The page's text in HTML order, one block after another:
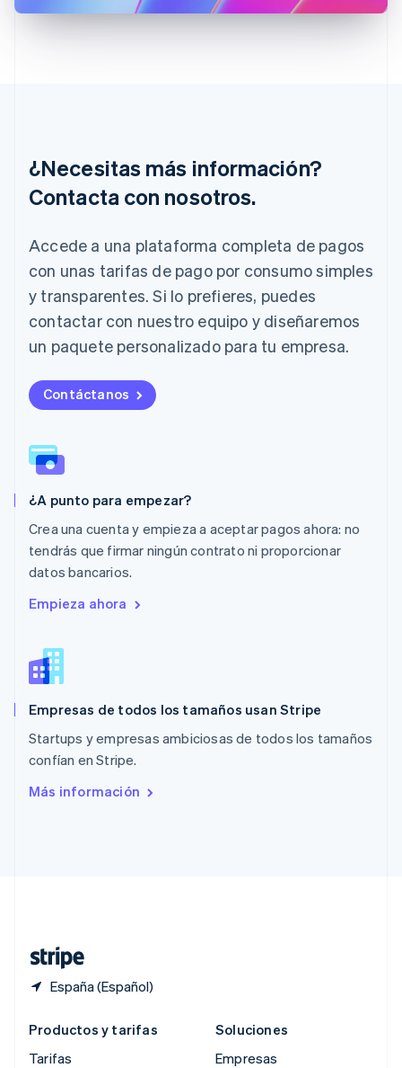
¿Necesitas más información?
Contacta con nosotros.
Accede a una plataforma completa de pagos
con unas tarifas de pago por consumo simples
y transparentes. Si lo prefieres, puedes
contactar con nuestro equipo y diseñaremos
un paquete personalizado para tu empresa.
Contáctanos
¿A punto para empezar?
Crea una cuenta y empieza a aceptar pagos ahora: no
tendrás que firmar ningún contrato ni proporcionar
datos bancarios.
Empieza ahora
Empresas de todos los tamaños usan Stripe
Startups y empresas ambiciosas de todos los tamaños
confían en Stripe.
Más información
España (Español)
Grecia
Italia
Italiano English
Japón
English
Liechtenstein
English
Lituania
English
Luxemburgo
Français Deutsch
Malasia
English简体中文
Malta
México
Español
English
Nueva Zelanda
Países Bajos
NederlandsEnglish
Polonia
Português
RAE de Hong Kong, China
Reino Unido
República Checa
English
English
Productos y tarifas
Tarifas
Soluciones
Empresas